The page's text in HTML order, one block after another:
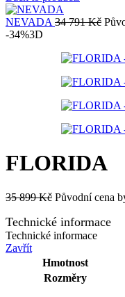
NEVADA 34 791Kč
-34%3D
FLORIDA
35 899Kč Původní cena
Technické informace
Technické informace
Zavřít
Hmotnost
Rozměry